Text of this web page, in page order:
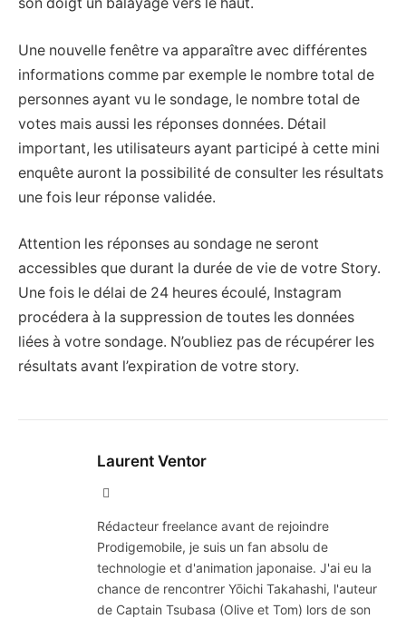
Une nouvelle fenêtre va apparaître avec différentes
informations comme par exemple le nombre total de
personnes ayant vu le sondage, le nombre total de
votes mais aussi les réponses données. Détail
important, les utilisateurs ayant participé à cette mini
enquête auront la possibilité de consulter les résultats
une fois leur réponse validée.
Attention les réponses au sondage ne seront
accessibles que durant la durée de vie de votre Story.
Une fois le délai de 24 heures écoulé, Instagram
procédera à la suppression de toutes les données
liées à votre sondage. N’oubliez pas de récupérer les
résultats avant l’expiration de votre story.
Laurent Ventor
Rédacteur freelance avant de rejoindre
Prodigemobile, je suis un fan absolu de
technologie et d'animation japonaise. J'ai eu la
chance de rencontrer Yōichi Takahashi, l'auteur
de Captain Tsubasa (Olive et Tom) lors de son